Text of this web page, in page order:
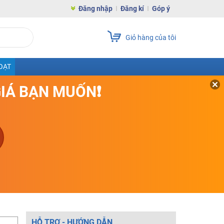
Đăng nhập Đăng kí Góp ý
Giỏ hàng của tôi
BẠN MUỐN❗